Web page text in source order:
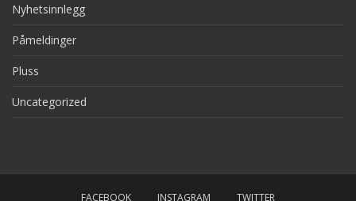
Nyhetsinnlegg
Påmeldinger
Pluss
Uncategorized
FACEBOOK INSTAGRAM TWITTER